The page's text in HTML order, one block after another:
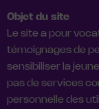
Objet du site
Le site a pour
témoignages de
sensibiliser la
pas de services
personnelle des